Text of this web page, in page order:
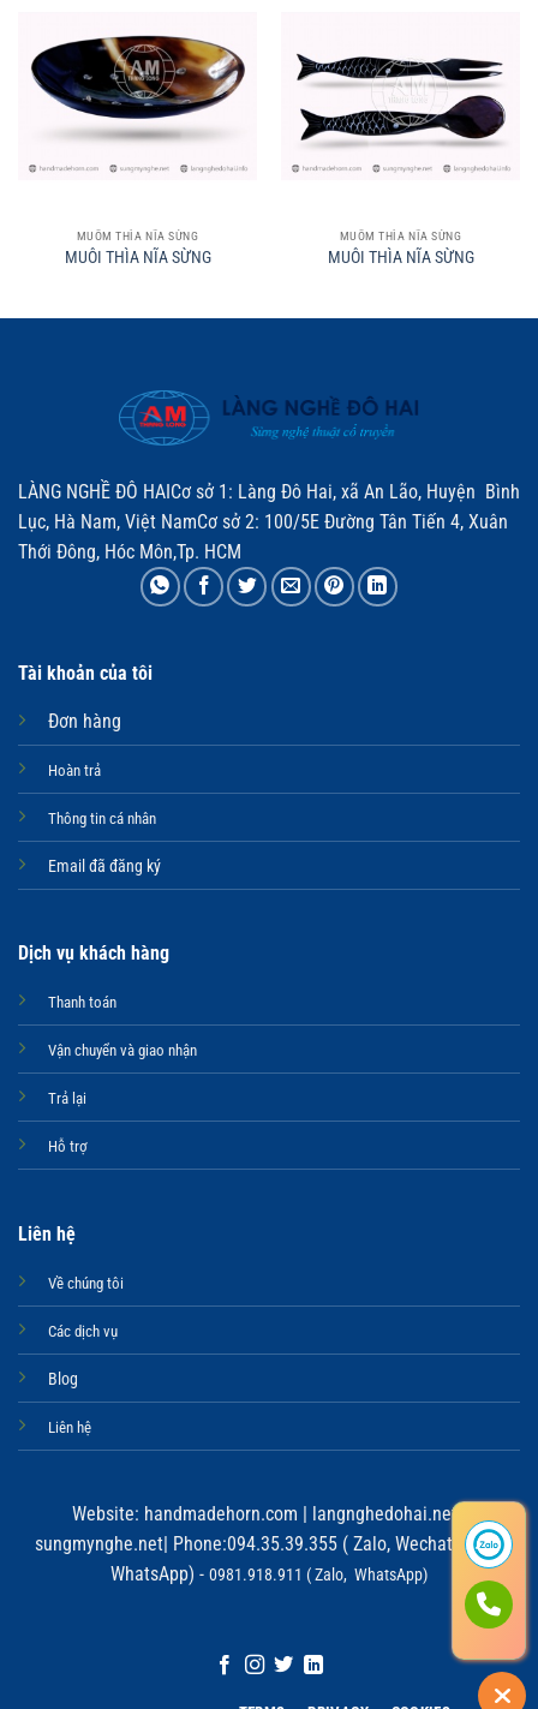
MUỖM THÌA NĨA SỪNG
MUÔI THÌA NĨA SỪNG
MUỖM THÌA NĨA SỪNG
MUÔI THÌA NĨA SỪNG
LÀNG NGHỀ ĐÔ HAICơ sở 1: Làng Đô Hai, xã An Lão, Huyện Bình
Lục, Hà Nam, Việt NamCơ sở 2: 100/5E Đường Tân Tiến 4, Xuân
Thới Đông, Hóc Môn,Tp. HCM
Tài khoản của tôi
Đơn hàng
Hoàn trả
Thông tin cá nhân
Email đã đăng ký
Dịch vụ khách hàng
Thanh toán
Vận chuyển và giao nhận
Trả lại
Hỗ trợ
Liên hệ
Về chúng tôi
Các dịch vụ
Blog
Liên hệ
Website: handmadehorn.com | langnghedohai.net
sungmynghe.net| Phone:094.35.39.355 ( Zalo, Wechat, Viber,
WhatsApp) - 0981.918.911 ( Zalo, WhatsApp)